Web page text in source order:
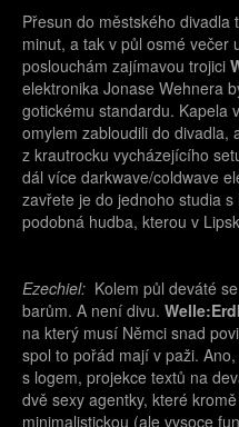
Přesun do městského
minut, a tak v půl osmé večer
poslouchám zajímavou trojici
elektronika Jonase Wehnera
gotickému standardu. Kapela
omylem zabloudili do divadla,
z krautrocku vycházejícího
dál více darkwave/coldwave
zavřete je do jednoho studia
podobná hudba, kterou v
Ezechiel: Kolem půl deváté
barům. A není divu.
na který musí Němci snad
spol to pořád mají v paži.
s logem, projekce textů na
dvě sexy agentky, které
minimalistickou (ale vysoce